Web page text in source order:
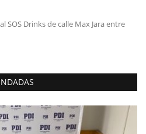
SOS Drinks de calle Max Jara entre